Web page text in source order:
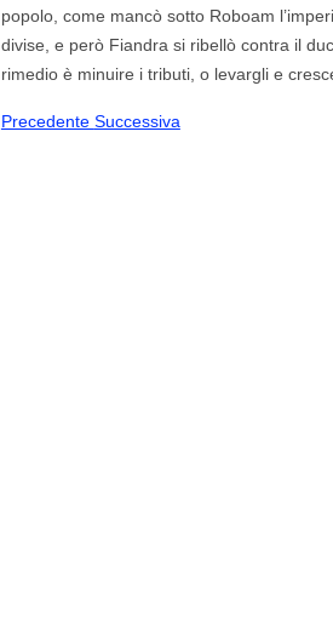
popolo, come mancò sotto Roboam
divise, e però Fiandra si ribellò contra il
rimedio è minuire i tributi, o levargli e
Precedente Successiva